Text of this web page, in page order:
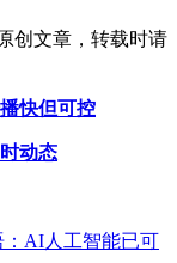
创文章，转载时请
快但可控
动态